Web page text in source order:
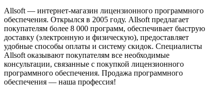
Allsoft — интернет-магазин лицензионного программного
обеспечения. Открылся в 2005 году. Allsoft предлагает
покупателям более 8 000 программ, обеспечивает быструю
доставку (электронную и физическую), предоставляет
удобные способы оплаты и систему скидок. Специалисты
Allsoft оказывают покупателям все необходимые
консультации, связанные с покупкой лицензионного
программного обеспечения. Продажа программного
обеспечения — наша профессия!